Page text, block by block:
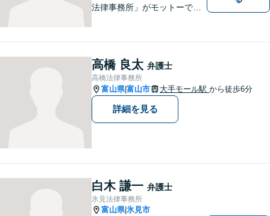
法律事務所」がモットーで
す。お悩みになる前に、ご相
談ください。【24Hメール受
付】
高橋 良太 弁護士
高橋法律事務所
富山県|富山市 大手モール駅 から徒歩6分
詳細を見る
白木 謙一 弁護士
氷見法律事務所
富山県| 氷見市